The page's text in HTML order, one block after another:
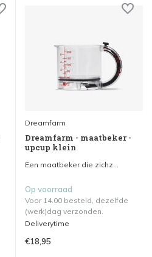
Dreamfarm
Dreamfarm - maatbeker -
upcup klein
Een maatbeker die zichz...
Op voorraad
Voor 14.00 besteld, dezelfde
(werk)dag verzonden.
Deliverytime
€18,95